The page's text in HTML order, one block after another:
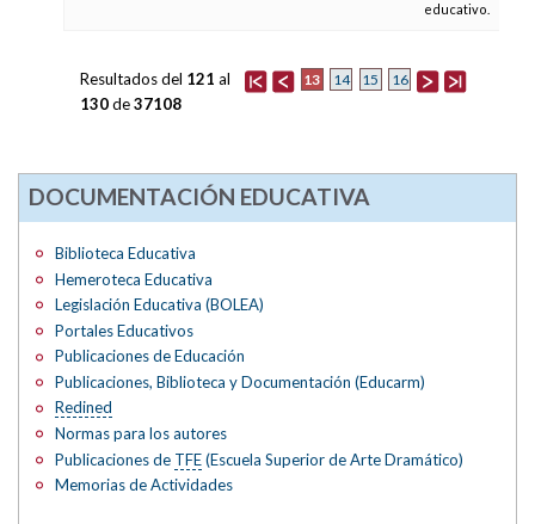
educativo.
13 14 15 16
Resultados del 121 al
130de37108
DOCUMENTACIÓN EDUCATIVA
Biblioteca Educativa
Hemeroteca Educativa
Legislación Educativa (BOLEA)
Portales Educativos
Publicaciones de Educación
Publicaciones, Biblioteca y Documentación (Educarm)
Redined
Normas para los autores
Publicaciones de TFE(Escuela Superior de Arte Dramático)
Memorias de Actividades